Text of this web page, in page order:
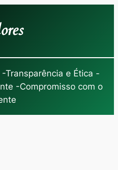
Transparência e Ética -
-Compromisso com o